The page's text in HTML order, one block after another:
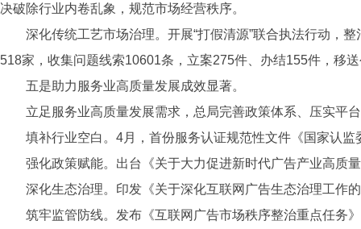
决破除行业内卷乱象，规范市场经营秩序。
深化传统工艺市场治理。开展“打假清源”联合执法行动，
518家，收集问题线索10601条，立案275件、办结155件，移
五是助力服务业高质量发展成效显著。
立足服务业高质量发展需求，总局完善政策体系、压实平
填补行业空白。4月，首份服务认证规范性文件《国家认
强化政策赋能。出台《关于大力促进新时代广告产业高质
深化生态治理。印发《关于深化互联网广告生态治理工作
筑牢监管防线。发布《互联网广告市场秩序整治重点任务